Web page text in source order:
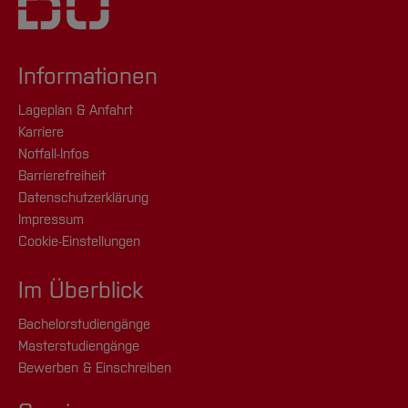
Campus
Raum: 3.16
+49 2056 5848 7815
E-Mail schreiben
Informationen
Lageplan & Anfahrt
Karriere
Notfall-Infos
Barrierefreiheit
Datenschutzerklärung
Impressum
Cookie-Einstellungen
Im Überblick
Bachelorstudiengänge
Masterstudiengänge
Bewerben & Einschreiben